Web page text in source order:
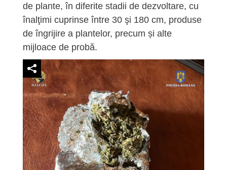
de plante, în diferite stadii de dezvoltare, cu
înalţimi cuprinse între 30 şi 180 cm, produse
de îngrijire a plantelor, precum și alte
mijloace de probă.